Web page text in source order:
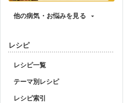
他の病気・お悩みを見る
レシピ
レシピ一覧
テーマ別レシピ
レシピ索引